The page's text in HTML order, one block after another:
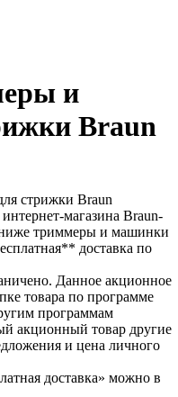
и
Braun
магазина Braun-
триммеры и машинки
доставка по
Данное акционное
товара по программе
программам
акционный товар другие
и цена личного
доставка» можно в